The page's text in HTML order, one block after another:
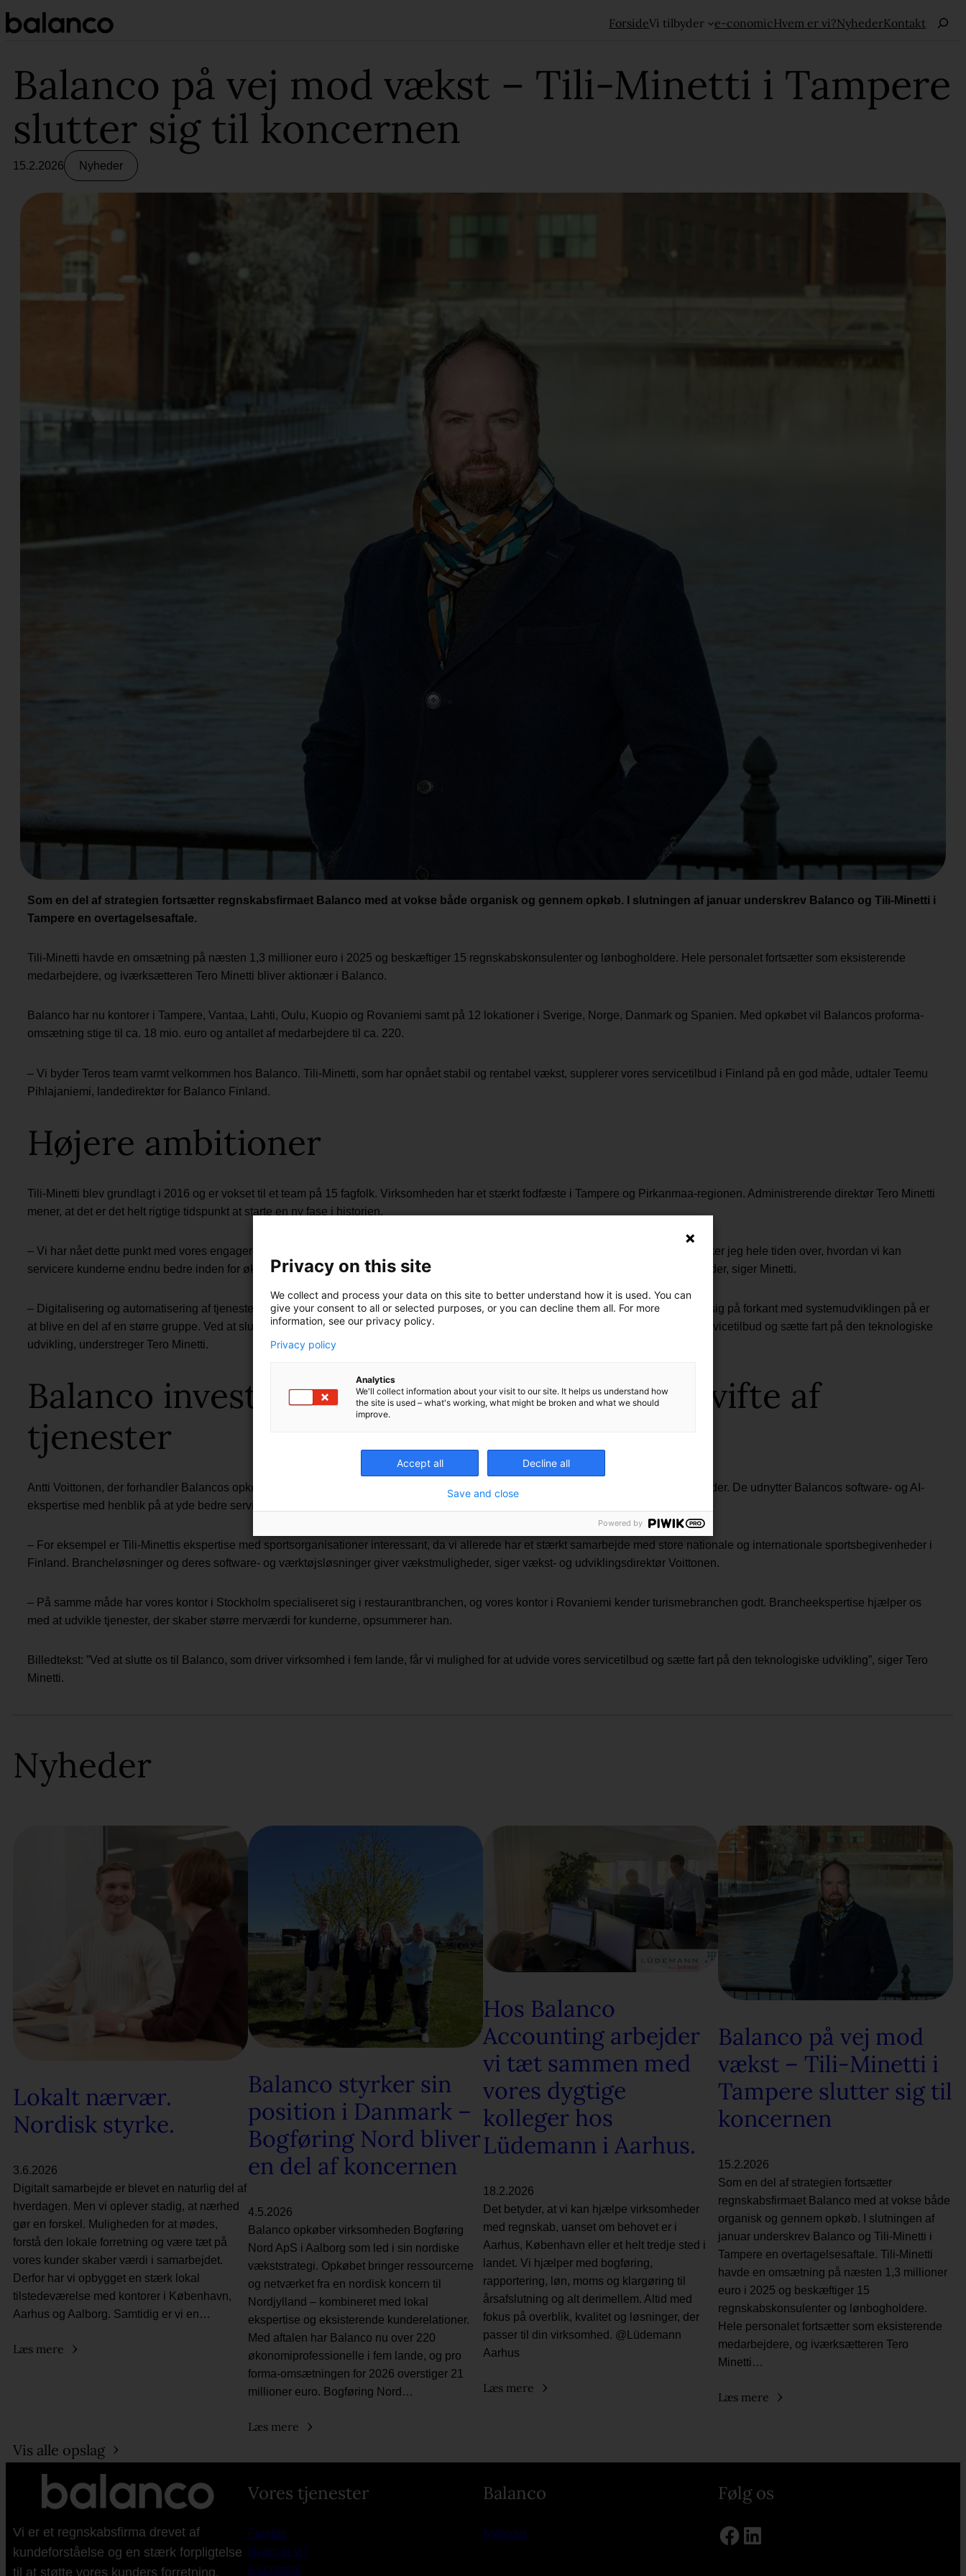
Spring
til
ForsideVi tilbyder e-conomicHvem er vi?NyhederKontakt
Balanco på vej mod vækst – Tili-Minetti i Tampere
slutter sig til koncernen
15.2.2026 Nyheder
Som en del af strategien fortsætter regnskabsfirmaet Balanco med at vokse både organisk og gennem opkøb. I slutningen af januar underskrev Balanco og Tili-Minetti i
Tampere en overtagelsesaftale.
Tili-Minetti havde en omsætning på næsten 1,3 millioner euro i 2025 og beskæftiger 15 regnskabskonsulenter og lønbogholdere. Hele personalet fortsætter som eksisterende
medarbejdere, og iværksætteren Tero Minetti bliver aktionær i Balanco.
Balanco har nu kontorer i Tampere, Vantaa, Lahti, Oulu, Kuopio og Rovaniemi samt på 12 lokationer i Sverige, Norge, Danmark og Spanien. Med opkøbet vil Balancos proforma-
omsætning stige til ca. 18 mio. euro og antallet af medarbejdere til ca. 220.
– Vi byder Teros team varmt velkommen hos Balanco. Tili-Minetti, som har opnået stabil og rentabel vækst, supplerer vores servicetilbud i Finland på en god måde, udtaler Teemu
Pihlajaniemi, landedirektør for Balanco Finland.
Højere ambitioner
Tili-Minetti blev grundlagt i 2016 og er vokset til et team på 15 fagfolk. Virksomheden har et stærkt fodfæste i Tampere og Pirkanmaa-regionen. Administrerende direktør Tero Minetti
mener, at det er det helt rigtige tidspunkt at starte en ny fase i historien.
– Vi har nået dette punkt med vores engagerede og professionelle team, men vi har alle endnu større ambitioner. Som iværksætter tænker jeg hele tiden over, hvordan vi kan
servicere kunderne endnu bedre inden for økonomistyring og for eksempel hjælpe dem med gøre forretning på de internationale markeder, siger Minetti.
– Digitalisering og automatisering af tjenester kræver betydelige investeringer. Den bedste måde at styrke konkurrenceevnen og holde sig på forkant med systemudviklingen på er
at blive en del af en større gruppe. Ved at slutte os til Balanco, som driver virksomhed i fem lande, får vi mulighed for at udvide vores servicetilbud og sætte fart på den teknologiske
udvikling, understreger Tero Minetti.
Balanco investerer i intelligens og en bred vifte af
tjenester
Antti Voittonen, der forhandler Balancos opkøb, siger, at hver eneste aftale involverer planer for forskellige vækst- og udviklingsmuligheder. De udnytter Balancos software- og AI-
ekspertise med henblik på at yde bedre service og udvide, hvad de kan tilbyde.
– For eksempel er Tili-Minettis ekspertise med sportsorganisationer interessant, da vi allerede har et stærkt samarbejde med store nationale og internationale sportsbegivenheder i
Finland. Brancheløsninger og deres software- og værktøjsløsninger giver vækstmuligheder, siger vækst- og udviklingsdirektør Voittonen.
– På samme måde har vores kontor i Stockholm specialiseret sig i restaurantbranchen, og vores kontor i Rovaniemi kender turismebranchen godt. Brancheekspertise hjælper os
med at udvikle tjenester, der skaber større merværdi for kunderne, opsummerer han.
Billedtekst: ”Ved at slutte os til Balanco, som driver virksomhed i fem lande, får vi mulighed for at udvide vores servicetilbud og sætte fart på den teknologiske udvikling”, siger Tero
Minetti.
Nyheder
Lokalt nærvær.
Nordisk styrke.
3.6.2026
Digitalt samarbejde er blevet en naturlig del af
hverdagen. Men vi oplever stadig, at nærhed
gør en forskel. Muligheden for at mødes,
forstå den lokale forretning og være tæt på
vores kunder skaber værdi i samarbejdet.
Derfor har vi opbygget en stærk lokal
tilstedeværelse med kontorer i København,
Aarhus og Aalborg. Samtidig er vi en…
Læs mere
Balanco styrker sin
position i Danmark –
Bogføring Nord bliver
en del af koncernen
4.5.2026
Balanco opkøber virksomheden Bogføring
Nord ApS i Aalborg som led i sin nordiske
vækststrategi. Opkøbet bringer ressourcerne
og netværket fra en nordisk koncern til
Nordjylland – kombineret med lokal
ekspertise og eksisterende kunderelationer.
Med aftalen har Balanco nu over 220
økonomiprofessionelle i fem lande, og pro
forma-omsætningen for 2026 overstiger 21
millioner euro. Bogføring Nord…
Læs mere
Hos Balanco
Accounting arbejder
vi tæt sammen med
vores dygtige
kolleger hos
Lüdemann i Aarhus.
18.2.2026
Det betyder, at vi kan hjælpe virksomheder
med regnskab, uanset om behovet er i
Aarhus, København eller et helt tredje sted i
landet. Vi hjælper med bogføring,
rapportering, løn, moms og klargøring til
årsafslutning og alt derimellem. Altid med
fokus på overblik, kvalitet og løsninger, der
passer til din virksomhed. @Lüdemann
Aarhus
Læs mere
Balanco på vej mod
vækst – Tili-Minetti i
Tampere slutter sig til
koncernen
15.2.2026
Som en del af strategien fortsætter
regnskabsfirmaet Balanco med at vokse både
organisk og gennem opkøb. I slutningen af
januar underskrev Balanco og Tili-Minetti i
Tampere en overtagelsesaftale. Tili-Minetti
havde en omsætning på næsten 1,3 millioner
euro i 2025 og beskæftiger 15
regnskabskonsulenter og lønbogholdere.
Hele personalet fortsætter som eksisterende
medarbejdere, og iværksætteren Tero
Minetti…
Læs mere
Vis alle opslag
Vi er et regnskabsfirma drevet af
kundeforståelse og en stærk forpligtelse
til at støtte vores kunders forretning.
Vores tjenester
Forside
Hvem er vi?
e-conomic
Balanco
Nyheder
Følg os
Facebook LinkedIn
Privacy on this site
We collect and process your data on this site to better understand how it is used. You can
give your consent to all or selected purposes, or you can decline them all. For more
information, see our privacy policy.
Privacy policy
Analytics
We'll collect information about your visit to our site. It helps us understand how
the site is used – what's working, what might be broken and what we should
improve.
Accept all Decline all
Save and close
Powered by